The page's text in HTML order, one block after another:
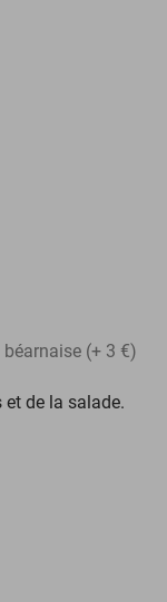
(+ 3 €)
de la salade.